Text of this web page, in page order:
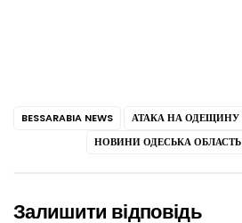
BESSARABIA NEWS АТАКА НА ОДЕЩИНУ
НОВИНИ ОДЕСЬКА ОБЛАСТЬ
Залишити відповідь